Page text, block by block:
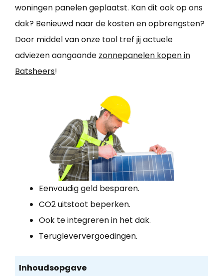
woningen panelen geplaatst. Kan dit ook op ons
dak? Benieuwd naar de kosten en opbrengsten?
Door middel van onze tool tref jij actuele
adviezen aangaande zonnepanelen kopen in
Batsheers!
Eenvoudig geld besparen.
CO2 uitstoot beperken.
Ook te integreren in het dak.
Terugleververgoedingen.
Inhoudsopgave